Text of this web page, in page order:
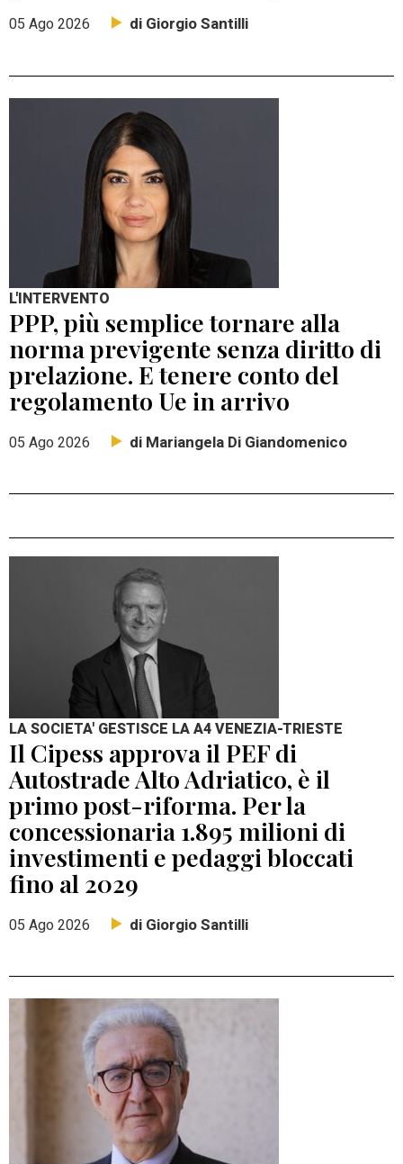
05 Ago 2026 di Giorgio Santilli
L'INTERVENTO
PPP, più semplice tornare alla
norma previgente senza diritto di
prelazione. E tenere conto del
regolamento Ue in arrivo
05 Ago 2026 di Mariangela Di Giandomenico
LA SOCIETA' GESTISCE LA A4 VENEZIA-TRIESTE
Il Cipess approva il PEF di
Autostrade Alto Adriatico, è il
primo post-riforma. Per la
concessionaria 1.895 milioni di
investimenti e pedaggi bloccati
fino al 2029
05 Ago 2026 di Giorgio Santilli